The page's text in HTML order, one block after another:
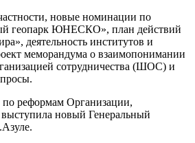
новые номинации по
геопарк ЮНЕСКО», план действий
деятельность институтов и
меморандума о взаимопонимании
сотрудничества (ШОС) и
реформам Организации,
новый Генеральный